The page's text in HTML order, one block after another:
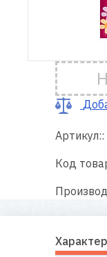
Гарантия
Ремонт
швейной
Полезные
советы
Контакты
Артикул::
Код